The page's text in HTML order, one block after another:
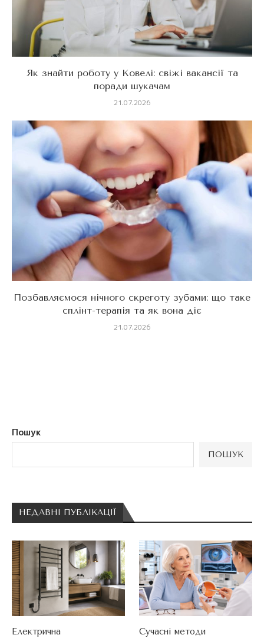
Як знайти роботу у Ковелі: свіжі вакансії та
поради шукачам
21.07.2026
Позбавляємося нічного скреготу зубами: що таке
сплінт-терапія та як вона діє
21.07.2026
Пошук
ПОШУК
НЕДАВНІ ПУБЛІКАЦІЇ
Електрична
Сучасні методи